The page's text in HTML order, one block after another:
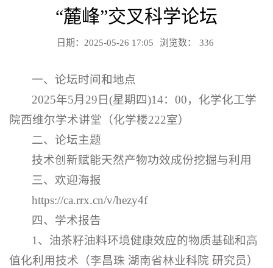
“麓峰”交叉科学论坛
日期：2025-05-26 17:05 浏览数： 336
一、论坛时间和地点
2025年5月29日(星期四)14：00，化学化工学
院西维尔学术讲堂（化学楼222室）
二、论坛主题
技术创新赋能天然产物功效成份挖掘与利用
三、欢迎海报
https://ca.rrx.cn/v/hezy4f
四、学术报告
1、油茶籽油料环境健康效应的物质基础和高
值化利用技术（李昌珠 湖南省林业科院 研究员）